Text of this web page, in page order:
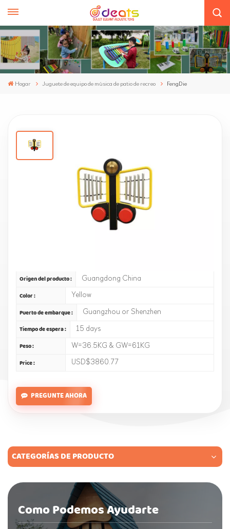
Hogar Juguete de equipo de música de patio de recreo FengDie
Understand the light, swallowtail butterflies dancing, make
friends play music to creation, and imagination.
ZXH-901133-01-(GK)
Origen del producto : Guangdong China
Color : Yellow
Puerto de embarque : Guangzhou or Shenzhen
Tiempo de espera : 15 days
Peso : W=36.5KG & GW=61KG
Price : USD$3860.77
PREGUNTE AHORA
CATEGORÍAS DE PRODUCTO
Como Podemos Ayudarte